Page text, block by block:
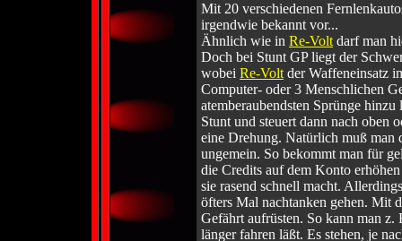
Mit 20 verschiedenen
irgendwie bekannt vor...
Ähnlich wie in Re-Volt darf man
Doch bei Stunt GP liegt der
wobei Re-Volt der Waffeneinsatz
Computer- oder 3 Menschlichen
atemberaubendsten Sprünge
Stunt und steuert dann nach oben
eine Drehung. Natürlich muß man
ungemein. So bekommt man für
die Credits auf dem Konto
sie rasend schnell macht.
öfters Mal nachtanken gehen. Mit
Gefährt aufrüsten. So kann man z.
länger fahren läßt. Es stehen, je